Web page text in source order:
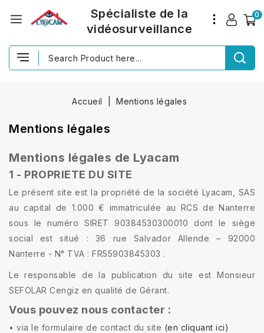
0
Spécialiste de la
vidéosurveillance
Accueil Mentions légales
Mentions légales
Mentions légales de Lyacam
1 - PROPRIETE DU SITE
Le présent site est la propriété de la société Lyacam, SAS
au capital de 1.000 € immatriculée au RCS de Nanterre
sous le numéro SIRET 90384530300010 dont le siège
social est situé : 36 rue Salvador Allende – 92000
Nanterre - N° TVA : FR55903845303 .
Le responsable de la publication du site est Monsieur
SEFOLAR Cengiz en qualité de Gérant.
Vous pouvez nous contacter :
• via le formulaire de contact du site (en cliquant ici)